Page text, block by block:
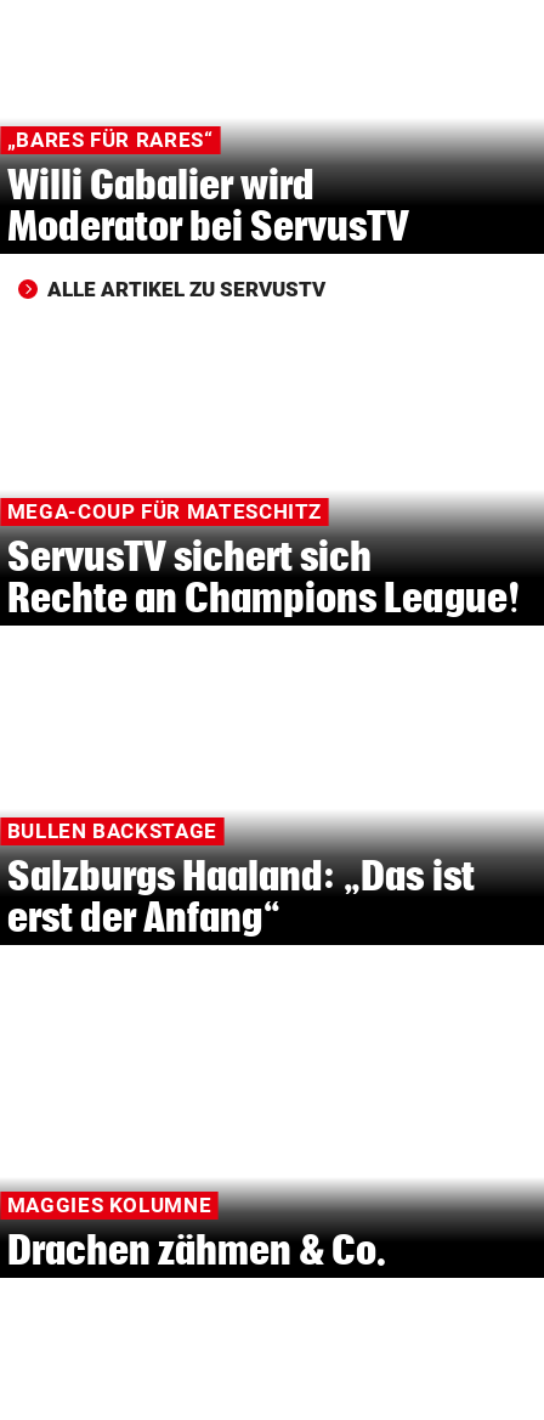
„BARES FÜR RARES“
Willi Gabalier wird
Moderator bei ServusTV
ALLE ARTIKEL ZU SERVUSTV
MEGA-COUP FÜR MATESCHITZ
ServusTV sichert sich
Rechte an Champions League!
BULLEN BACKSTAGE
Salzburgs Haaland: „Das ist
erst der Anfang“
MAGGIES KOLUMNE
Drachen zähmen & Co.